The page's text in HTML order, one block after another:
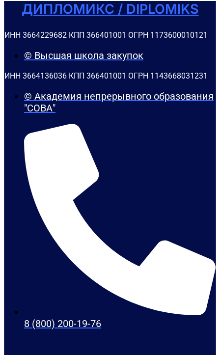
ДИПЛОМИКС / DIPLOMIKS
ИНН 3664229682 КПП 366401001 ОГРН 1173600010121
© Высшая школа закупок
ИНН 3664136036 КПП 366401001 ОГРН 1143668031231
© Академия непрерывного образования
"СОВА"
8 (800) 200-19-76